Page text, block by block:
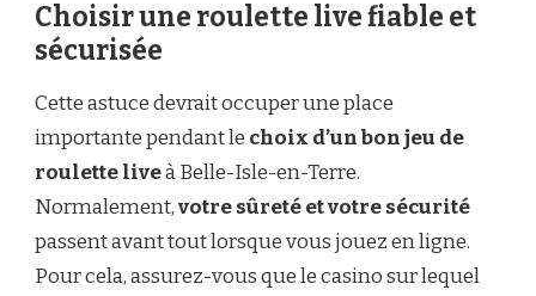
Choisir une roulette live fiable et
sécurisée
Cette astuce devrait occuper une place
importante pendant le choix d’un bon jeu de
roulette liveà Belle-Isle-en-Terre.
Normalement,votre sûreté et votre sécurité
passent avant tout lorsque vous jouez en ligne.
Pour cela, assurez-vous que le casino sur lequel